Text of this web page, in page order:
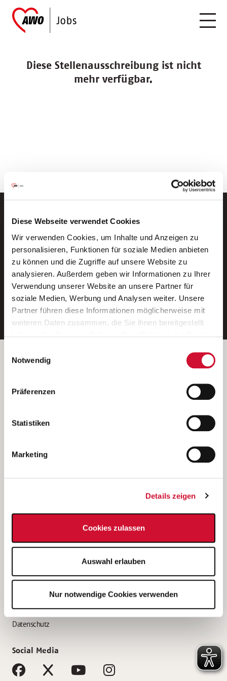
Diese Webseite verwendet Cookies
Wir verwenden Cookies, um Inhalte und Anzeigen zu
personalisieren, Funktionen für soziale Medien anbieten
zu können und die Zugriffe auf unsere Website zu
analysieren. Außerdem geben wir Informationen zu Ihrer
Verwendung unserer Website an unsere Partner für
soziale Medien, Werbung und Analysen weiter. Unsere
Partner führen diese Informationen möglicherweise mit
weiteren Daten zusammen, die Sie ihnen bereitgestellt
Wenn Sie auf „Cookies zulassen“ klicken, so stimmen
Sie der Speicherung sämtlicher Cookies zu. Sie können
Ihre Einwilligung selbstverständlich jederzeit widerrufen,
indem Sie die Cookie-Einstellungen aufrufen und diese
unsererDatenschutzerklärung
Notwendig
Präferenzen
Statistiken
Marketing
Details zeigen
Cookies zulassen
Auswahl erlauben
Nur notwendige Cookies verwenden
Diese Stellenausschreibung ist nicht
mehr verfügbar.
Neue Stellen per E-Mail.
Ein kostenloser Service von AWO
Jobs.
E-Mail-Adresse eintragen
Betreiber der Webseite
Kantstraße 45a
(Ein Tochterunternehmen des AWO Bezirksverbandes Unterfranken
e.V.)
Bewerbung als Altenpflegehelfer*in
Bewerbung als Erzieher*in
AWO Gliederungen nach Bundesland
Impressum
Datenschutz
Social Media